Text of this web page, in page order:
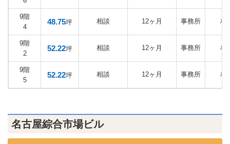
9階
4
48.75坪 相談 12ヶ月 事務所 相
9階
2
52.22坪 相談 12ヶ月 事務所 相
9階
5
52.22坪 相談 12ヶ月 事務所 相
名古屋綜合市場ビル